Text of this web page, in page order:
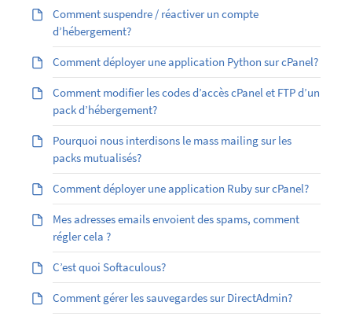
Comment suspendre / réactiver un compte
d’hébergement?
Comment déployer une application Python sur cPanel?
Comment modifier les codes d’accès cPanel et FTP d’un
pack d’hébergement?
Pourquoi nous interdisons le mass mailing sur les
packs mutualisés?
Comment déployer une application Ruby sur cPanel?
Mes adresses emails envoient des spams, comment
régler cela ?
C’est quoi Softaculous?
Comment gérer les sauvegardes sur DirectAdmin?